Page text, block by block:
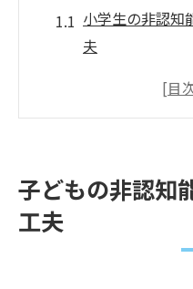
小学生の非認知
夫
家庭で実践で
小学生の自信を
失敗から学ぶ
子どもの非認知
工夫